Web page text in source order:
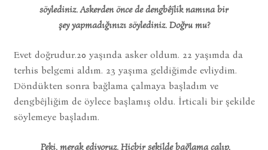
söylediniz. Askerden önce de dengbêjlik namına bir
şey yapmadığınızı söylediniz. Doğru mu?
Evet doğrudur.20 yaşında asker oldum. 22 yaşımda da
terhis belgemi aldım. 23 yaşıma geldiğimde evliydim.
Döndükten sonra bağlama çalmaya başladım ve
dengbêjliğim de öylece başlamış oldu. İrticali bir şekilde
söylemeye başladım.
Peki, merak ediyoruz. Hiçbir şekilde bağlama çalıp,